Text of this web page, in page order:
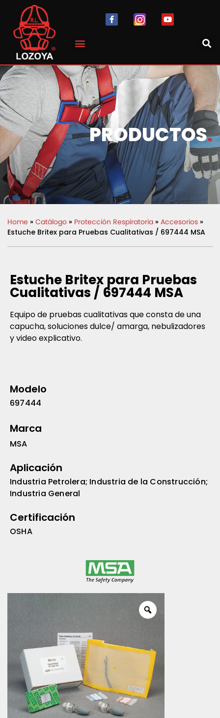
PRODUCTOS.
Home » Catálogo » Protección Respiratoria » Accesorios »
Estuche Britex para Pruebas Cualitativas / 697444 MSA
Estuche Britex para Pruebas
Cualitativas / 697444 MSA
Equipo de pruebas cualitativas que consta de una
capucha, soluciones dulce/ amarga, nebulizadores
y video explicativo.
Modelo
697444
Marca
MSA
Aplicación
Industria Petrolera; Industria de la Construcción;
Industria General
Certificación
OSHA